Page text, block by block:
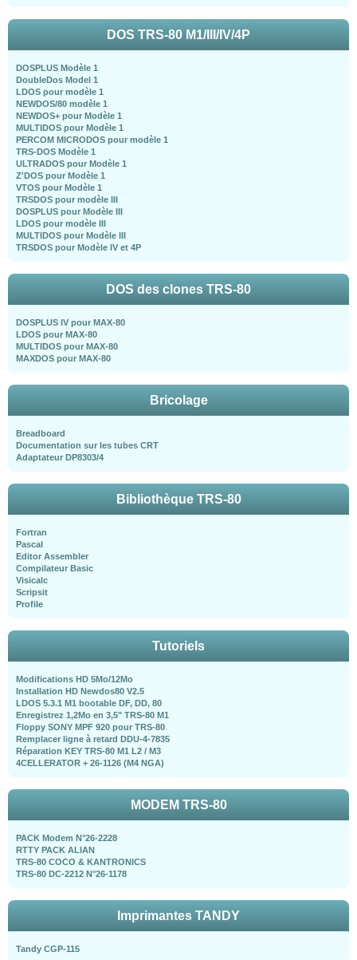
DOS TRS-80 M1/III/IV/4P
DOSPLUS Modèle 1
DoubleDos Model 1
LDOS pour modèle 1
NEWDOS/80 modèle 1
NEWDOS+ pour Modèle 1
MULTIDOS pour Modèle 1
PERCOM MICRODOS pour modèle 1
TRS-DOS Modèle 1
ULTRADOS pour Modèle 1
Z'DOS pour Modèle 1
VTOS pour Modèle 1
TRSDOS pour modèle III
DOSPLUS pour Modèle III
LDOS pour modèle III
MULTIDOS pour Modèle III
TRSDOS pour Modèle IV et 4P
DOS des clones TRS-80
DOSPLUS IV pour MAX-80
LDOS pour MAX-80
MULTIDOS pour MAX-80
MAXDOS pour MAX-80
Bricolage
Breadboard
Documentation sur les tubes CRT
Adaptateur DP8303/4
Bibliothèque TRS-80
Fortran
Pascal
Editor Assembler
Compilateur Basic
Visicalc
Scripsit
Profile
Tutoriels
Modifications HD 5Mo/12Mo
Installation HD Newdos80 V2.5
LDOS 5.3.1 M1 bootable DF, DD, 80
Enregistrez 1,2Mo en 3,5" TRS-80 M1
Floppy SONY MPF 920 pour TRS-80
Remplacer ligne à retard DDU-4-7835
Réparation KEY TRS-80 M1 L2 / M3
4CELLERATOR + 26-1126 (M4 NGA)
MODEM TRS-80
PACK Modem N°26-2228
RTTY PACK ALIAN
TRS-80 COCO & KANTRONICS
TRS-80 DC-2212 N°26-1178
Imprimantes TANDY
Tandy CGP-115